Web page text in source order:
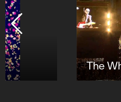
The Who : Live at